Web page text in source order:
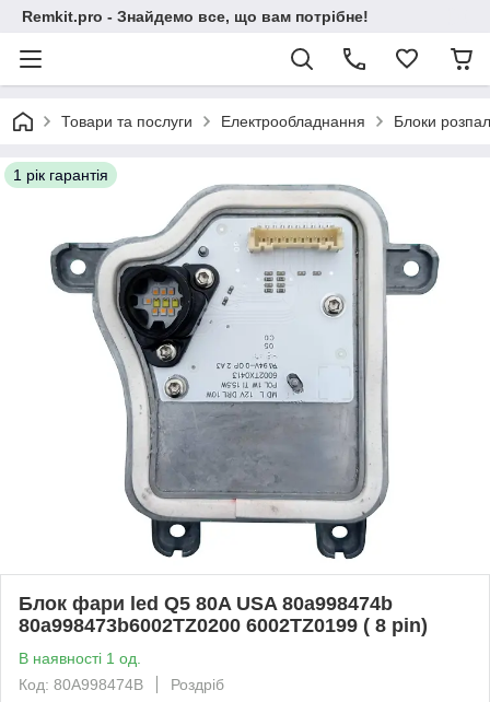
Remkit.pro - Знайдемо все, що вам потрібне!
Товари та послуги Електрообладнання Блоки
1 рік гарантія
Блок фари led Q5 80A USA 80a998474b
80a998473b6002TZ0200 6002TZ0199 ( 8 pin)
В наявності 1 од.
Код: 80A998474B
Роздріб